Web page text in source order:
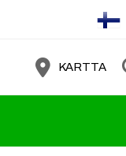
KARTTA